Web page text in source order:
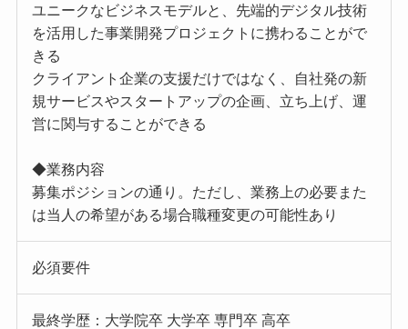
ユニークなビジネスモデルと、先端的デジタル技術
を活用した事業開発プロジェクトに携わることがで
きる
クライアント企業の支援だけではなく、自社発の新
規サービスやスタートアップの企画、立ち上げ、運
営に関与することができる
◆業務内容
募集ポジションの通り。ただし、業務上の必要また
は当人の希望がある場合職種変更の可能性あり
必須要件
最終学歴：大学院卒 大学卒 専門卒 高卒